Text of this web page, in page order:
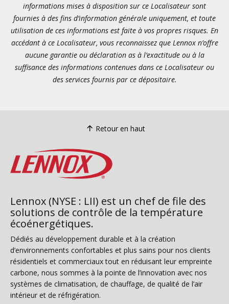
informations mises à disposition sur ce Localisateur sont
fournies à des fins d’information générale uniquement, et toute
utilisation de ces informations est faite à vos propres risques. En
accédant à ce Localisateur, vous reconnaissez que Lennox n’offre
aucune garantie ou déclaration as à l’exactitude ou à la
suffisance des informations contenues dans ce Localisateur ou
des services fournis par ce dépositaire.
Retour en haut
Lennox (NYSE : LII) est un chef de file des
solutions de contrôle de la température
écoénergétiques.
Dédiés au développement durable et à la création
d’environnements confortables et plus sains pour nos clients
résidentiels et commerciaux tout en réduisant leur empreinte
carbone, nous sommes à la pointe de l’innovation avec nos
systèmes de climatisation, de chauffage, de qualité de l’air
intérieur et de réfrigération.